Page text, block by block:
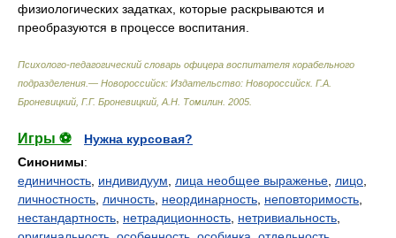
физиологических задатках, которые раскрываются и
преобразуются в процессе воспитания.
Психолого-педагогический словарь офицера воспитателя корабельного
подразделения.— Новороссийск: Издательство: Новороссийск. Г.А.
Броневицкий, Г.Г. Броневицкий, А.Н. Томилин 2005
Игры ⚽
Нужна курсовая?
Синонимы:
единичность индивидуум лица необщее выраженье лицо
личностность личность неординарность неповторимость
нестандартность нетрадиционность нетривиальность